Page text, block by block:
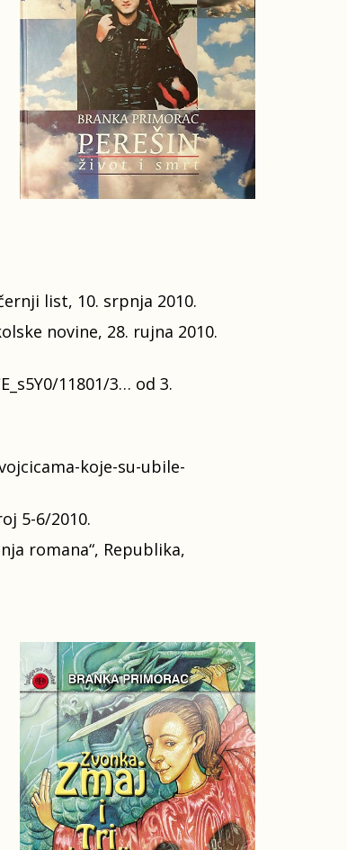
list, 10. srpnja 2010.
novine, 28. rujna 2010.
11801/3… od 3.
koje-su-ubile-
5-6/2010.
romana“, Republika,